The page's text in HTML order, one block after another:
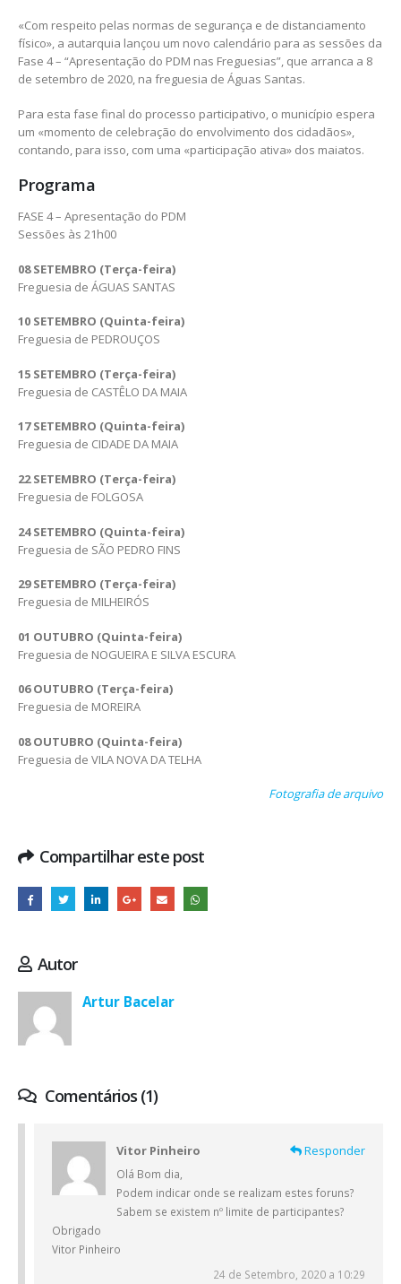
«Com respeito pelas normas de segurança e de distanciamento
físico», a autarquia lançou um novo calendário para as sessões da
Fase 4 – “Apresentação do PDM nas Freguesias”, que arranca a 8
de setembro de 2020, na freguesia de Águas Santas.
Para esta fase final do processo participativo, o município espera
um «momento de celebração do envolvimento dos cidadãos»,
contando, para isso, com uma «participação ativa» dos maiatos.
Programa
FASE 4 – Apresentação do PDM
Sessões às 21h00
08 SETEMBRO (Terça-feira)
Freguesia de ÁGUAS SANTAS
10 SETEMBRO (Quinta-feira)
Freguesia de PEDROUÇOS
15 SETEMBRO (Terça-feira)
Freguesia de CASTÊLO DA MAIA
17 SETEMBRO (Quinta-feira)
Freguesia de CIDADE DA MAIA
22 SETEMBRO (Terça-feira)
Freguesia de FOLGOSA
24 SETEMBRO (Quinta-feira)
Freguesia de SÃO PEDRO FINS
29 SETEMBRO (Terça-feira)
Freguesia de MILHEIRÓS
01 OUTUBRO (Quinta-feira)
Freguesia de NOGUEIRA E SILVA ESCURA
06 OUTUBRO (Terça-feira)
Freguesia de MOREIRA
08 OUTUBRO (Quinta-feira)
Freguesia de VILA NOVA DA TELHA
Fotografia de arquivo
Compartilhar este post
Autor
Artur Bacelar
Comentários (1)
Vitor Pinheiro Responder
Olá Bom dia,
Podem indicar onde se realizam estes foruns?
Sabem se existem nº limite de participantes?
Obrigado
Vitor Pinheiro
24 de Setembro, 2020 a 10:29